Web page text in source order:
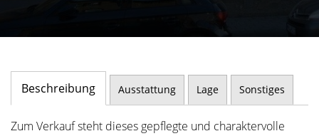
Beschreibung Ausstattung Lage Sonstiges
Zum Verkauf steht dieses gepflegte und charaktervolle